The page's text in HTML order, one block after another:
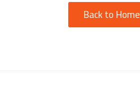
Back to Home